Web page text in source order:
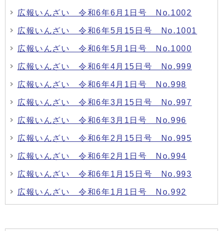
広報いんざい 令和6年6月1日号 No.1002
広報いんざい 令和6年5月15日号 No.1001
広報いんざい 令和6年5月1日号 No.1000
広報いんざい 令和6年4月15日号 No.999
広報いんざい 令和6年4月1日号 No.998
広報いんざい 令和6年3月15日号 No.997
広報いんざい 令和6年3月1日号 No.996
広報いんざい 令和6年2月15日号 No.995
広報いんざい 令和6年2月1日号 No.994
広報いんざい 令和6年1月15日号 No.993
広報いんざい 令和6年1月1日号 No.992